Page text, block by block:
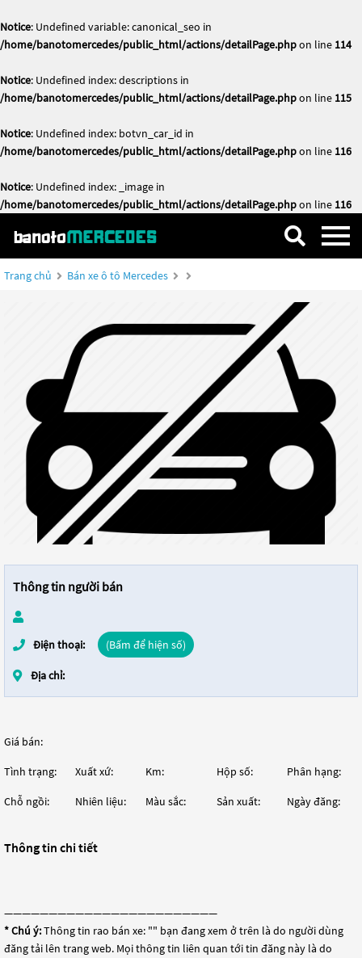
Notice: Undefined variable: canonical_seo in
/home/banotomercedes/public_html/actions/detailPage.phpon line 114
Notice: Undefined index: descriptions in
/home/banotomercedes/public_html/actions/detailPage.phpon line 115
Notice: Undefined index: botvn_car_id in
/home/banotomercedes/public_html/actions/detailPage.phpon line 116
Notice: Undefined index: _image in
/home/banotomercedes/public_html/actions/detailPage.phpon line 116
Trang chủ Bán xe ô tô Mercedes
Thông tin người bán
Điện thoại: (Bấm để hiện số)
Địa chỉ:
Giá bán:
Tình trạng: Xuất xứ: Km: Hộp số: Phân hạng:
Chỗ ngồi: Nhiên liệu: Màu sắc: Sản xuất: Ngày đăng:
Thông tin chi tiết
————————————————————————
* Chú ý:Thông tin rao bán xe: "" bạn đang xem ở trên là do người dùng
đăng tải lên trang web. Mọi thông tin liên quan tới tin đăng này là do